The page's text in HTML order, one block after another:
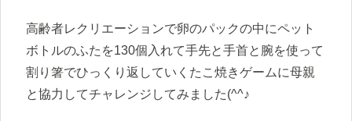
高齢者レクリエーションで卵のパックの中にペット
ボトルのふたを130個入れて手先と手首と腕を使って
割り箸でひっくり返していくたこ焼きゲームに母親
と協力してチャレンジしてみました(^^♪